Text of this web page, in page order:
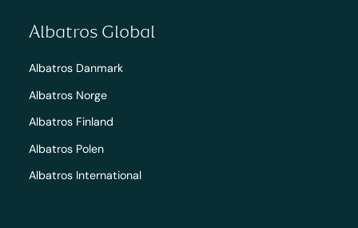
Albatros Global
Albatros Danmark
Albatros Norge
Albatros Finland
Albatros Polen
Albatros International